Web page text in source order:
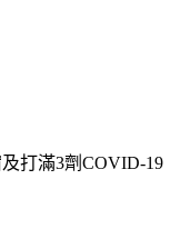
打滿3劑COVID-19